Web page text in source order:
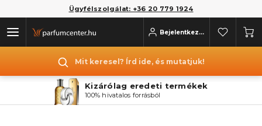
Ügyfélszolgálat: +36 20 779 1924
Bejelentkezés
Mit keresel? Írd ide, és mutatjuk!
Kizárólag eredeti termékek
100% hivatalos forrásból